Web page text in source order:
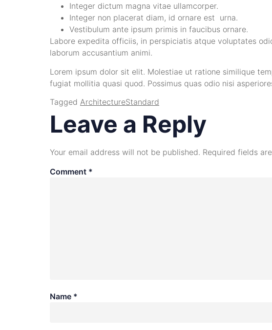
Integer dictum magna vitae ullamcorper.
Integer non placerat diam, id ornare est urna.
Vestibulum ante ipsum primis in faucibus ornare.
Labore expedita officiis, in perspiciatis atque voluptates
laborum accusantium animi.
Lorem ipsum dolor sit elit. Molestiae ut ratione similique
fugiat mollitia quasi quod. Possimus quas odio nisi
Tagged ArchitectureStandard
Leave a Reply
Your email address will not be published. Required fields
Comment *
Name *